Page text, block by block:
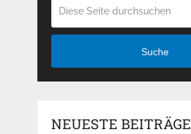
Suche
NEUESTE BEITRÄGE